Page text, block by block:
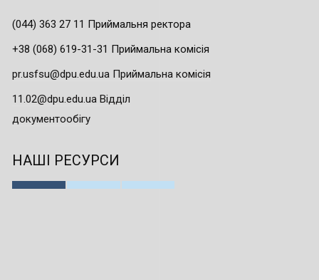
(044) 363 27 11 Приймальня ректора
+38 (068) 619-31-31 Приймальна комісія
pr.usfsu@dpu.edu.ua Приймальна комісія
11.02@dpu.edu.ua Відділ
документообігу
НАШІ РЕСУРСИ